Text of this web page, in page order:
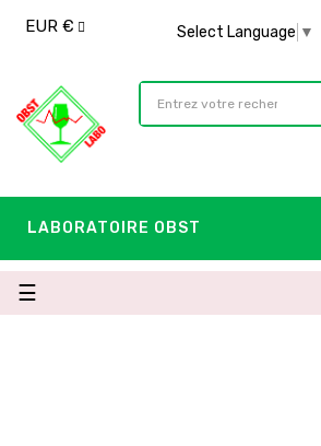
EUR € Select Language ▼
LABORATOIRE OBST
Basculer
la
☰